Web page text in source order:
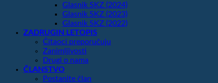
Glasnik SKZ (2024)
Glasnik SKZ (2023)
Glasnik SKZ (2022)
ZADRUGIN LETOPIS
Čitaoci preporučuju
Zanimljivosti
Drugi o nama
ČLANSTVO
Postanite član